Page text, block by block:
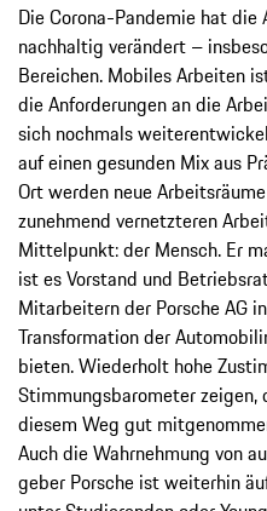
Die Corona-Pandemie hat
nachhaltig verändert –
Bereichen. ­Mobiles Arbeiten
die Anforderungen an die
sich nochmals
auf ­einen gesunden Mix aus
Ort werden neue
zunehmend vernetzteren
Mittelpunkt: der Mensch. Er
ist es Vorstand und
Mitarbeitern der Porsche AG
Transformation der
bieten. Wiederholt hohe
Stimmungsbarometer
diesem Weg gut
Auch die Wahrnehmung von
geber Porsche ist weiterhin